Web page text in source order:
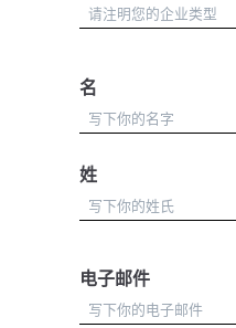
名
姓
电子邮件